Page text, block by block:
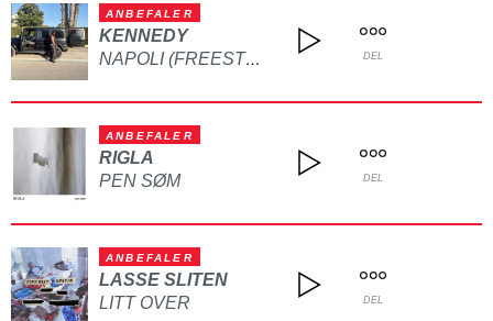
ANBEFALER
KENNEDY
NAPOLI (FREESTYLE) DEL
ANBEFALER
RIGLA
PEN SØM
DEL
ANBEFALER
LASSE SLITEN
LITT OVER
DEL